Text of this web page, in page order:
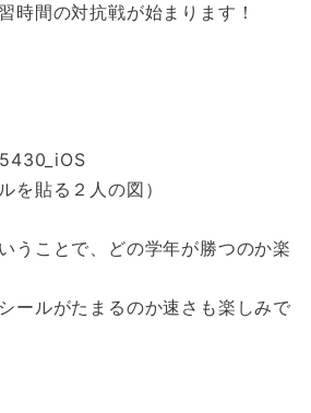
時間の対抗戦が始まります！
を貼る２人の図）
うことで、どの学年が勝つのか楽
ールがたまるのか速さも楽しみで